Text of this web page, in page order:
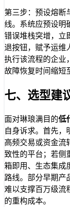
第三步：预设熔断
线。系统应预设明
错误堆栈突增，立
退按钮，赋予运维
执行该流程的企业
故障恢复时间缩短
七、选型建
面对琳琅满目的低
自身诉求。首先，
高频交易或资金流
致性的平台；若侧
箱即用、生态集成
路线。部分早期产
难以支撑百万级流
的重构成本。